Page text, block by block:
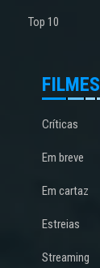
Top 10
FILMES
Críticas
Em breve
Em cartaz
Estreias
Streaming